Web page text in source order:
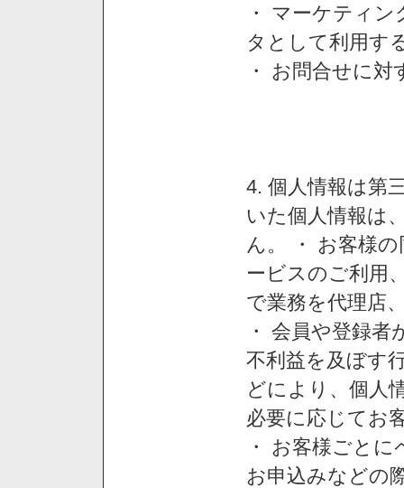
・ マーケティ
タとして利用す
・ お問合せに
4. 個人情報は第
いた個人情報は
ん。 ・ お客様
ービスのご利用
で業務を代理店
・ 会員や登録
不利益を及ぼす
どにより、個人
必要に応じてお
・ お客様ごと
お申込みなどの